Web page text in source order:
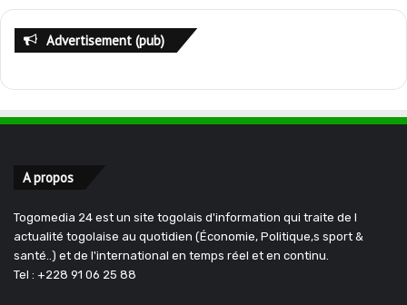
Advertisement (pub)
A propos
Togomedia 24 est un site togolais d'information qui traite de l
actualité togolaise au quotidien (Économie, Politique,s sport &
santé..) et de l'international en temps réel et en continu.
Tel : +228 91 06 25 88